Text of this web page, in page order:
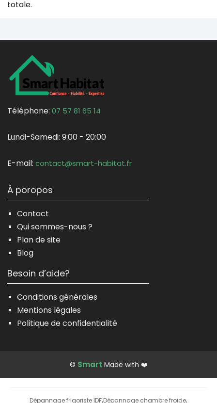
totale.
Téléphone: 07 57 81 65 14
Lundi-Samedi: 9:00 - 20:00
E-mail: contact@smart-habitat.fr
À poropos
Contact
Qui sommes-nous ?
Plan de site
Blog
Besoin d’aide?
Conditions générales
Mentions légales
Politique de confidentialité
© Smart Made with ❤️
Dépannage frigoriste IDF Dépannage chambre froide